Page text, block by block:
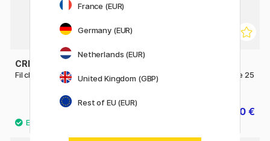
CREATIV COMPANY
Fil chenile 30 cm paquet de 50
Fil chenile 30 cm paquet de 25
Couleurs pastel
2.40 €
France (EUR)
Germany (EUR)
Netherlands (EUR)
United Kingdom (GBP)
Rest of EU (EUR)